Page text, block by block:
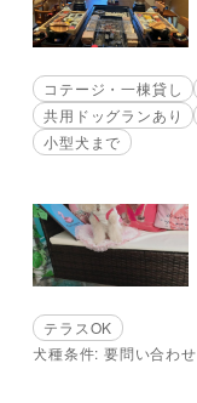
コテージ・一棟貸し
共用ドッグランあり
小型犬まで
テラスOK
犬種条件: 要問い合わせ